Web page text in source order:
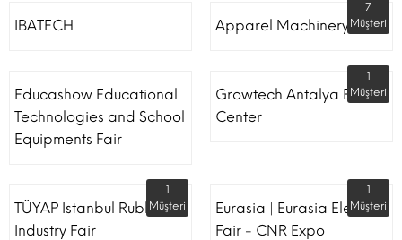
IBATECH Apparel Machinery Fair
7
Müşteri
Educashow Educational
Technologies and School
Equipments Fair
Growtech Antalya Expo
Center
1
Müşteri
TÜYAP Istanbul Rubber
Industry Fair
1
Müşteri
Eurasia | Eurasia Elevator
Fair - CNR Expo
1
Müşteri